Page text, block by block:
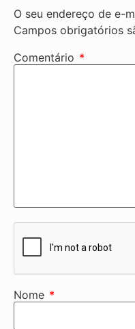
O seu endereço de e-
Campos obrigatórios
Comentário *
Nome *